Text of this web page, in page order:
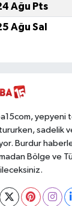
Ağu Pts
Ağu Sal
yepyeni
sadelik
Burdur
Bölge ve